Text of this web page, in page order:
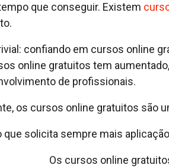
que conseguir. Existem
confiando em cursos online
online gratuitos tem
de profissionais.
os cursos online gratuitos são
solicita sempre mais
Os cursos online